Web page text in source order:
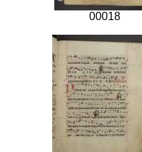
00018